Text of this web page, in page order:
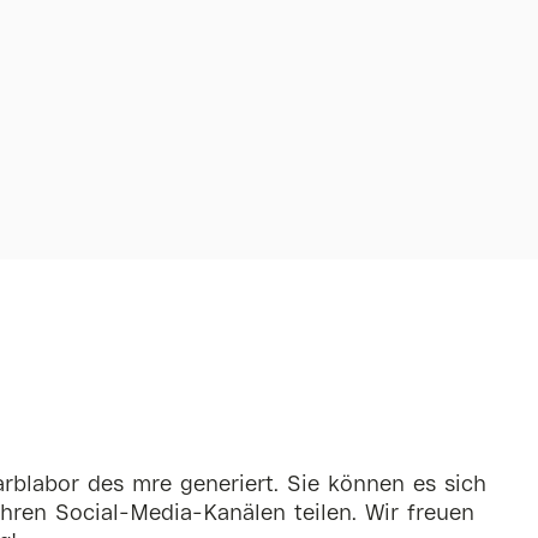
des mre generiert. Sie können es sich
Social-Media-Kanälen teilen. Wir freuen